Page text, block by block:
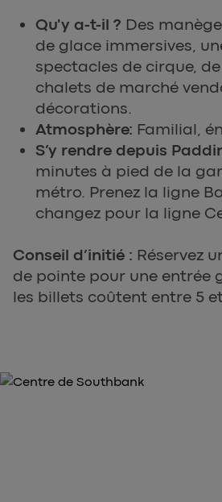
Qu'y a-t-il ? Des
de glace immersives,
spectacles de cirque,
chalets de marché
décorations.
Atmosphère: Familial,
S’y rendre depuis
minutes à pied de la
métro. Prenez la ligne
changez pour la ligne
Conseil d’initié : Réservez
de pointe pour une entrée
les billets coûtent entre 5